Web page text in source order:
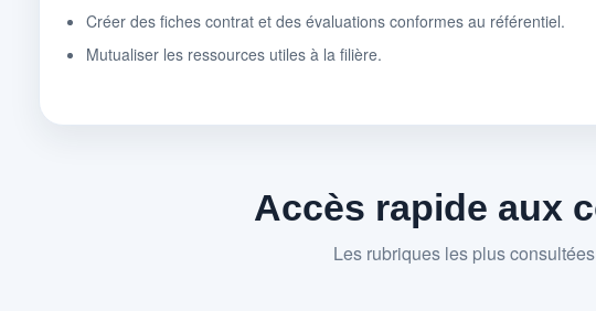
Créer des fiches contrat et des évaluations conformes au référentiel.
Mutualiser les ressources utiles à la filière.
Accès rapide aux
Les rubriques les plus